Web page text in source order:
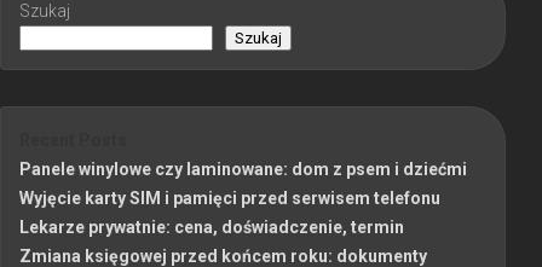
Szukaj
Szukaj
Panele winylowe czy laminowane: dom z psem i dziećmi
Wyjęcie karty SIM i pamięci przed serwisem telefonu
Lekarze prywatnie: cena, doświadczenie, termin
Zmiana księgowej przed końcem roku: dokumenty